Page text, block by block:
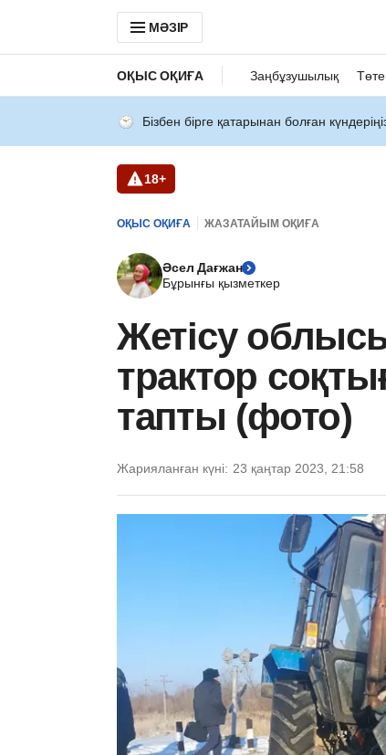
МӘЗІР
ОҚЫС ОҚИҒА Заңбұзушылық
Бізбен бірге қатарынан болған
18+
ОҚЫС ОҚИҒА ЖАЗАТАЙЫМ ОҚИҒА
Әсел Дағжан
Бұрынғы қызметкер
Жетісу
трактор
тапты (фото)
Жарияланған күні: 23 қаңтар 2023, 21:58